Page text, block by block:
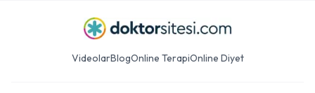
VideolarBlogOnline TerapiOnline Diyet